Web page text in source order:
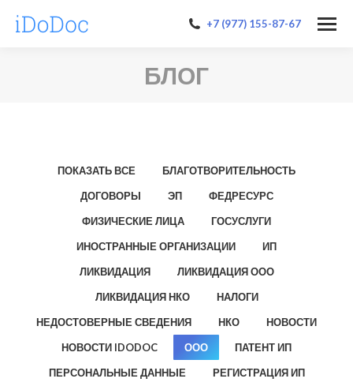
+7 (977) 155-87-67
БЛОГ
ПОКАЗАТЬ ВСЕ
БЛАГОТВОРИТЕЛЬНОСТЬ
ДОГОВОРЫ
ЭП
ФЕДРЕСУРС
ФИЗИЧЕСКИЕ ЛИЦА
ГОСУСЛУГИ
ИНОСТРАННЫЕ ОРГАНИЗАЦИИ
ИП
ЛИКВИДАЦИЯ
ЛИКВИДАЦИЯ ООО
ЛИКВИДАЦИЯ НКО
НАЛОГИ
НЕДОСТОВЕРНЫЕ СВЕДЕНИЯ
НКО
НОВОСТИ
НОВОСТИ IDODOC
ООО
ПАТЕНТ ИП
ПЕРСОНАЛЬНЫЕ ДАННЫЕ
РЕГИСТРАЦИЯ ИП